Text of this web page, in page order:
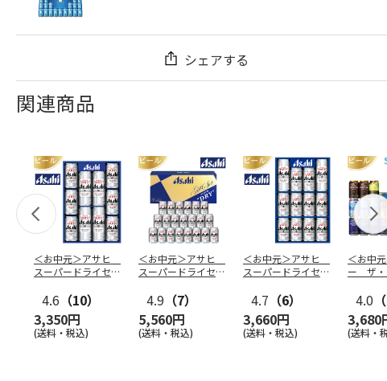
シェアする
関連商品
＜お中元＞アサヒ
スーパードライセッ
4.6 （10）
3,350円
(送料・税込)
＜お中元＞アサヒ
スーパードライセッ
4.9 （7）
5,560円
(送料・税込)
＜お中元＞アサヒ
スーパードライセッ
4.7 （6）
3,660円
(送料・税込)
＜お中
ー ザ・
ム・モ
ットＡ
4.0
3,680
(送料・税